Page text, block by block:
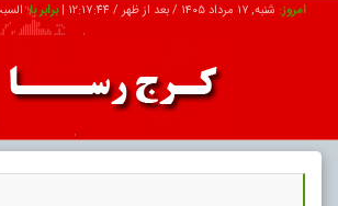
امروز: شنبه, ۱۷ مرداد ۱۴۰۵ / بعد از ظهر / 12:17:45
|برابر با:السبت 24
تبلیغات